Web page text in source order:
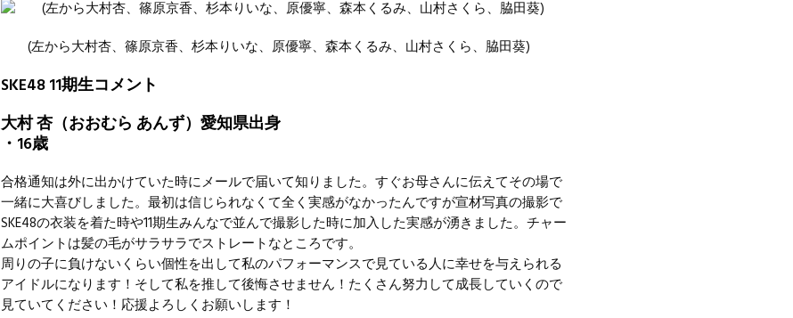
(左から大村杏、篠原京香、杉本りいな、原優寧、森本くるみ、山村さくら、脇田葵)
SKE48 11期生コメント
大村 杏（おおむら あんず）愛知県出身
・16歳
合格通知は外に出かけていた時にメールで届いて知りました。すぐお母さんに伝えてその場で
一緒に大喜びしました。最初は信じられなくて全く実感がなかったんですが宣材写真の撮影で
SKE48の衣装を着た時や11期生みんなで並んで撮影した時に加入した実感が湧きました。チャー
ムポイントは髪の毛がサラサラでストレートなところです。
周りの子に負けないくらい個性を出して私のパフォーマンスで見ている人に幸せを与えられる
アイドルになります！そして私を推して後悔させません！たくさん努力して成長していくので
見ていてください！応援よろしくお願いします！